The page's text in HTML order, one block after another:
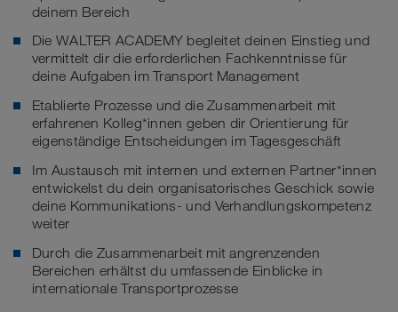
deinem Bereich
Die WALTER ACADEMY begleitet deinen Einstieg und
vermittelt dir die erforderlichen Fachkenntnisse für
deine Aufgaben im Transport Management
Etablierte Prozesse und die Zusammenarbeit mit
erfahrenen Kolleg*innen geben dir Orientierung für
eigenständige Entscheidungen im Tagesgeschäft
Im Austausch mit internen und externen Partner*innen
entwickelst du dein organisatorisches Geschick sowie
deine Kommunikations- und Verhandlungskompetenz
weiter
Durch die Zusammenarbeit mit angrenzenden
Bereichen erhältst du umfassende Einblicke in
internationale Transportprozesse